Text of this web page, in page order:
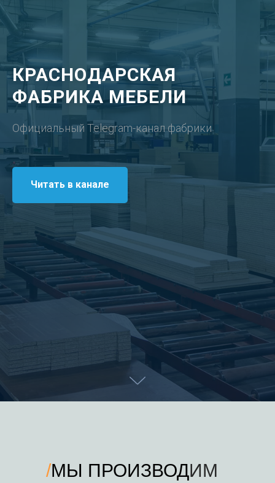
КРАСНОДАРСКАЯ
ФАБРИКА МЕБЕЛИ
Официальный Telegram-канал фабрики
Читать в канале
/МЫ ПРОИЗВОДИМ